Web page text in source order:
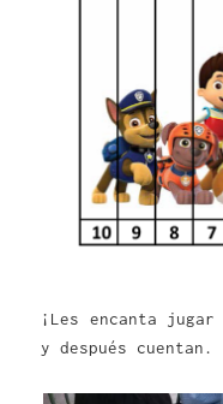
¡Les encanta
y después cuentan.